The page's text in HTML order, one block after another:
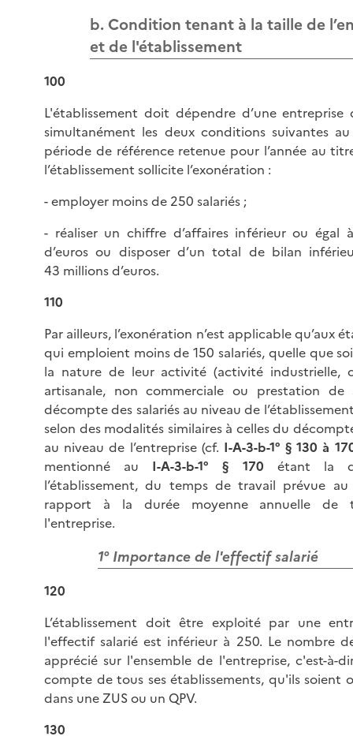
b. Condition tenant à la taille de
et de l'établissement
100
L'établissement doit dépendre d’une entreprise
simultanément les deux conditions suivantes
période de référence retenue pour l’année au
l’établissement sollicite l’exonération :
- employer moins de 250 salariés ;
- réaliser un chiffre d’affaires inférieur ou égal
d’euros ou disposer d’un total de bilan
43 millions d’euros.
110
Par ailleurs, l’exonération n’est applicable qu’aux
qui emploient moins de 150 salariés, quelle que
la nature de leur activité (activité industrielle,
artisanale, non commerciale ou prestation de
décompte des salariés au niveau de
selon des modalités similaires à celles du
au niveau de l’entreprise (cf. I-A-3-b-1° § 130 à
mentionné au I-A-3-b-1° § 170 étant la
l’établissement, du temps de travail prévue
rapport à la durée moyenne annuelle de
l'entreprise.
1° Importance de l'effectif salarié
120
L’établissement doit être exploité par une
l'effectif salarié est inférieur à 250. Le nombre
apprécié sur l'ensemble de l'entreprise, c'est-à-
compte de tous ses établissements, qu'ils soient
dans une ZUS ou un QPV.
130